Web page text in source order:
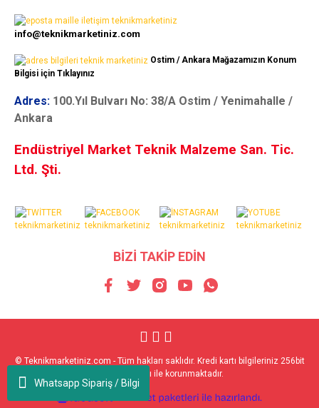
Whatsapp Sipariş / Bilgi
info@teknikmarketiniz.com
Ostim / Ankara Mağazamızın Konum
Bilgisi için Tıklayınız
Adres: 100.Yıl Bulvarı No: 38/A Ostim / Yenimahalle /
Ankara
Endüstriyel Market Teknik Malzeme San. Tic.
Ltd. Şti.
BİZİ TAKİP EDİN
© Teknikmarketiniz.com - Tüm hakları saklıdır. Kredi kartı bilgileriniz 256bit
SSL sertifikası ile korunmaktadır.
e-